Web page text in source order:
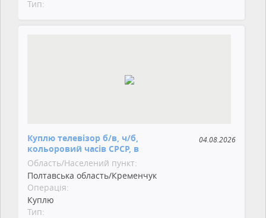
Тип:
Куплю телевізор б/в, ч/б,
кольоровий часів СРСР, в
04.08.2026
Область/Населений пункт:
Полтавська область/Кременчук
Операція:
Куплю
Тип: